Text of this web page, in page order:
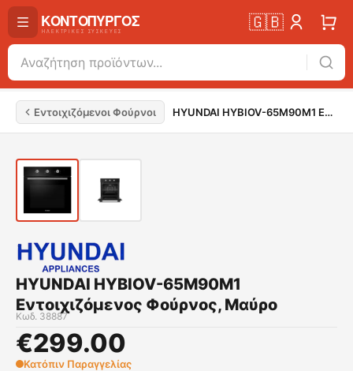
🇬🇧
Εντοιχιζόμενοι Φούρνοι HYUNDAI HYBIOV-65M90M1 Εντοιχιζόμενος Φούρνος, Μαύρο
HYUNDAI HYBIOV-65M90M1
Εντοιχιζόμενος Φούρνος, Μαύρο
Κωδ. 38887
€299.00
Κατόπιν Παραγγελίας